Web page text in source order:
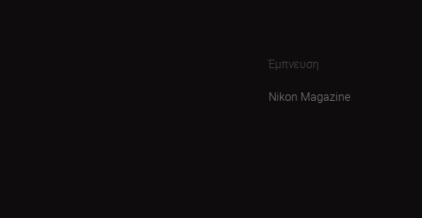
Έμπνευση
Nikon Magazine